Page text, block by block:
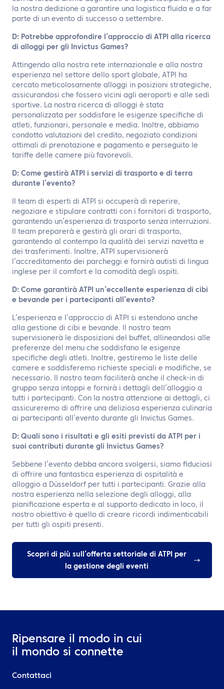
la nostra dedizione a garantire una logistica fluida e a far
parte di un evento di successo a settembre.
D: Potrebbe approfondire l’approccio di ATPI alla ricerca
di alloggi per gli Invictus Games?
Attingendo alla nostra rete internazionale e alla nostra
esperienza nel settore dello sport globale, ATPI ha
cercato meticolosamente alloggi in posizioni strategiche,
assicurandosi che fossero vicini agli aeroporti e alle sedi
sportive. La nostra ricerca di alloggi è stata
personalizzata per soddisfare le esigenze specifiche di
atleti, funzionari, personale e media. Inoltre, abbiamo
condotto valutazioni del credito, negoziato condizioni
ottimali di prenotazione e pagamento e perseguito le
tariffe delle camere più favorevoli.
D: Come gestirà ATPI i servizi di trasporto e di terra
durante l’evento?
Il team di esperti di ATPI si occuperà di reperire,
negoziare e stipulare contratti con i fornitori di trasporto,
garantendo un’esperienza di trasporto senza interruzioni.
Il team preparerà e gestirà gli orari di trasporto,
garantendo al contempo la qualità dei servizi navetta e
dei trasferimenti. Inoltre, ATPI supervisionerà
l’accreditamento dei parcheggi e fornirà autisti di lingua
inglese per il comfort e la comodità degli ospiti.
D: Come garantirà ATPI un’eccellente esperienza di cibi
e bevande per i partecipanti all’evento?
L’esperienza e l’approccio di ATPI si estendono anche
alla gestione di cibi e bevande. Il nostro team
supervisionerà le disposizioni del buffet, allineandosi alle
preferenze del menu che soddisfano le esigenze
specifiche degli atleti. Inoltre, gestiremo le liste delle
camere e soddisferemo richieste speciali e modifiche, se
necessario. Il nostro team faciliterà anche il check-in di
gruppo senza intoppi e fornirà i dettagli dell’alloggio a
tutti i partecipanti. Con la nostra attenzione ai dettagli, ci
assicureremo di offrire una deliziosa esperienza culinaria
ai partecipanti all’evento durante gli Invictus Games.
D: Quali sono i risultati e gli esiti previsti da ATPI per i
suoi contributi durante gli Invictus Games?
Sebbene l’evento debba ancora svolgersi, siamo fiduciosi
di offrire una fantastica esperienza di ospitalità e
alloggio a Düsseldorf per tutti i partecipanti. Grazie alla
nostra esperienza nella selezione degli alloggi, alla
pianificazione esperta e al supporto dedicato in loco, il
nostro obiettivo è quello di creare ricordi indimenticabili
per tutti gli ospiti presenti.
Scopri di più sull’offerta settoriale di ATPI per
la gestione degli eventi
Ripensare il modo in cui
il mondo si connette
Contattaci